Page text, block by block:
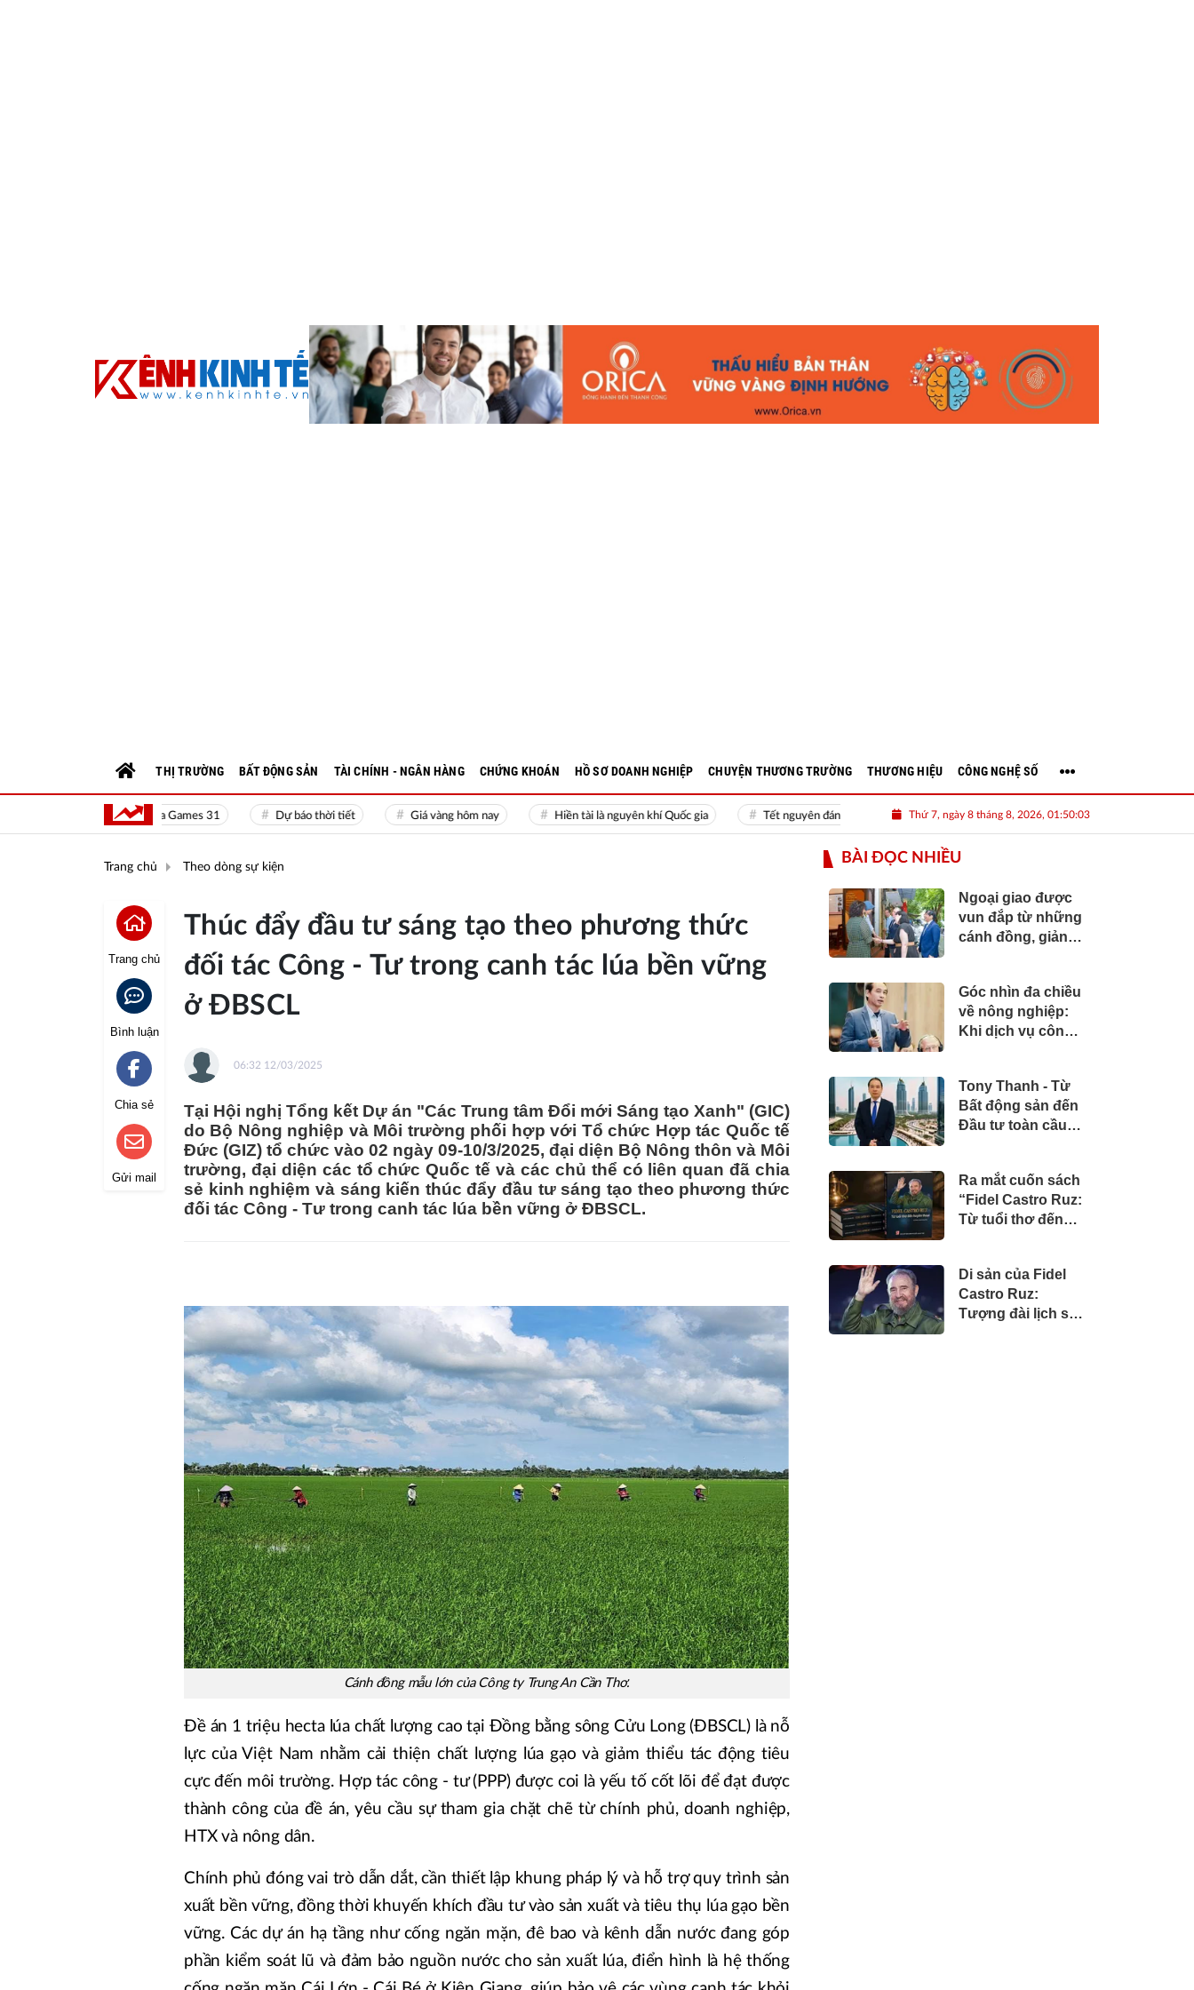
Sea Games 31 Dự báo thời tiết Giá vàng hôm nay Hiền tài là nguyên khí Quốc gia Tết nguyên đán Nhâm Dần 2022 Nguồn nhân lực Việt
Thứ 7, ngày 8 tháng 8, 2026, 01:50:05
THỊ TRƯỜNG BẤT ĐỘNG SẢN TÀI CHÍNH - NGÂN HÀNG CHỨNG KHOÁN HỒ SƠ DOANH NGHIỆP CHUYỆN THƯƠNG TRƯỜNG THƯƠNG HIỆU CÔNG NGHỆ SỐ
Trang chủ Theo dòng sự kiện
Trang chủ
Bình luận
Chia sẻ
Gửi mail
Thúc đẩy đầu tư sáng tạo theo phương thức
đối tác Công - Tư trong canh tác lúa bền vững
ở ĐBSCL
06:32 12/03/2025
Tại Hội nghị Tổng kết Dự án "Các Trung tâm Đổi mới Sáng tạo Xanh" (GIC)
do Bộ Nông nghiệp và Môi trường phối hợp với Tổ chức Hợp tác Quốc tế
Đức (GIZ) tổ chức vào 02 ngày 09-10/3/2025, đại diện Bộ Nông thôn và Môi
trường, đại diện các tổ chức Quốc tế và các chủ thể có liên quan đã chia
sẻ kinh nghiệm và sáng kiến thúc đẩy đầu tư sáng tạo theo phương thức
đối tác Công - Tư trong canh tác lúa bền vững ở ĐBSCL.
Cánh đồng mẫu lớn của Công ty Trung An Cần Thơ.
Đề án 1 triệu hecta lúa chất lượng cao tại Đồng bằng sông Cửu Long (ĐBSCL) là nỗ
lực của Việt Nam nhằm cải thiện chất lượng lúa gạo và giảm thiểu tác động tiêu
cực đến môi trường. Hợp tác công - tư (PPP) được coi là yếu tố cốt lõi để đạt được
thành công của đề án, yêu cầu sự tham gia chặt chẽ từ chính phủ, doanh nghiệp,
HTX và nông dân.
Chính phủ đóng vai trò dẫn dắt, cần thiết lập khung pháp lý và hỗ trợ quy trình sản
xuất bền vững, đồng thời khuyến khích đầu tư vào sản xuất và tiêu thụ lúa gạo bền
vững. Các dự án hạ tầng như cống ngăn mặn, đê bao và kênh dẫn nước đang góp
phần kiểm soát lũ và đảm bảo nguồn nước cho sản xuất lúa, điển hình là hệ thống
BÀI ĐỌC NHIỀU
Ngoại giao được
vun đắp từ những
cánh đồng, giảng
Góc nhìn đa chiều
về nông nghiệp:
Khi dịch vụ công
Tony Thanh - Từ
Bất động sản đến
Đầu tư toàn cầu:
giá trị của một
doanh nhân Việt
tại Úc
Ra mắt cuốn sách
“Fidel Castro Ruz:
Từ tuổi thơ đến
Di sản của Fidel
Castro Ruz:
Tượng đài lịch sử,